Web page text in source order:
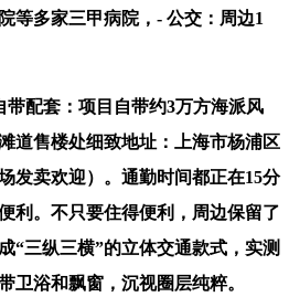
等多家三甲病院，- 公交：周边1
配套：项目自带约3万方海派风
道售楼处细致地址：上海市杨浦区
发卖欢迎）。通勤时间都正在15分
利。不只要住得便利，周边保留了
“三纵三横”的立体交通款式，实测
卫浴和飘窗，沉视圈层纯粹。